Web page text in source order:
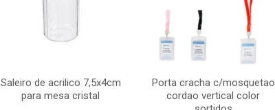
Saleiro de acrilico 7,5x4cm
para mesa cristal
Porta cracha c/mosquetao
cordao vertical color